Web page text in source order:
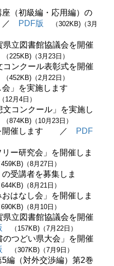
（初級編・応用編）の
／
PDF版
（302KB)（3月
立図書館協議会を開催
（225KB)（3月23日）
ンクール表彰式を開催
（452KB)（2月22日）
会」を実施します
12月4日）
文コンクール」を実施し
（874KB)（10月23日）
を開催します ／
PDF
ー研究会」を開催しま
459KB)（8月27日）
受講者を募集しま
644KB)（8月21日）
はなし会」を開催しま
690KB)（8月10日）
立図書館協議会を開催
（157KB)（7月22日）
のつどい県大会」を開催
（307KB)（7月9日）
5編（対外交渉編）第2巻